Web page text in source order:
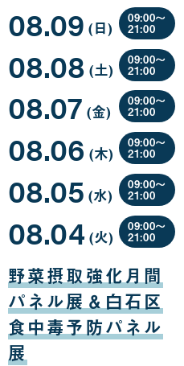
野菜摂取強化月間
パネル展＆白石区
食中毒予防パネル
展
08.04
月
04
日
(火曜
日
)
09:00〜
21:00
08.05
月
05
(水曜
日
)
09:00〜
21:00
08.06
月
06
(木曜
日
)
09:00〜
21:00
08.07
月
07
(金曜
日
)
09:00〜
21:00
08.08
月
08
(土曜
日
)
09:00〜
21:00
08.09
月
09
日
(日曜
日
)
09:00〜
21:00